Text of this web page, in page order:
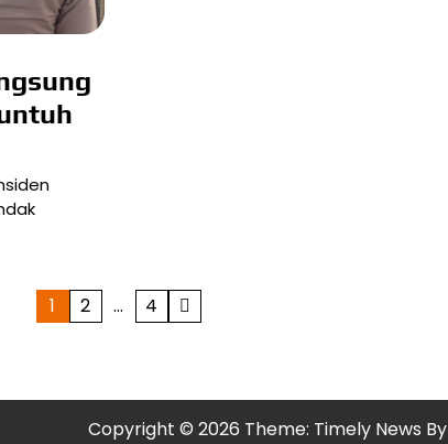
1 2 … 4
Copyright © 2026 Theme: Timely News By